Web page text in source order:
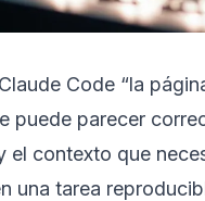
Code “la
puede parecer
el contexto que
una tarea